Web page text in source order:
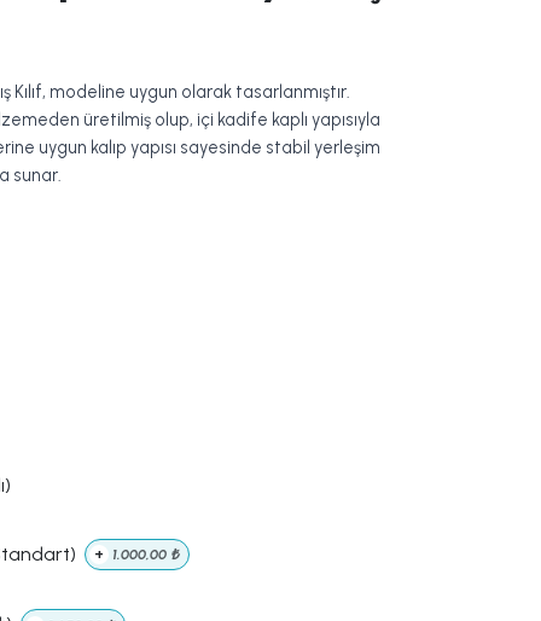
Kılıf, modeline uygun olarak tasarlanmıştır.
üretilmiş olup, içi kadife kaplı yapısıyla
uygun kalıp yapısı sayesinde stabil yerleşim
sunar.
+ 1.000,00 ₺